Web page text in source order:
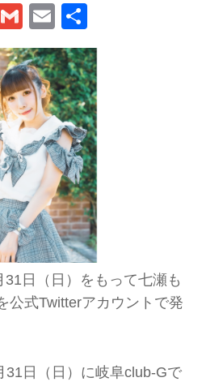
WhatsApp
GmailEmail
有
日（日）をもって七瀬も
公式Twitterアカウントで発
31日（日）に岐阜club-Gで